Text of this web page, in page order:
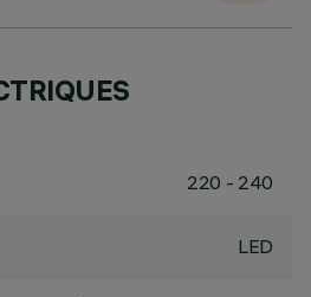
220 - 240
LED